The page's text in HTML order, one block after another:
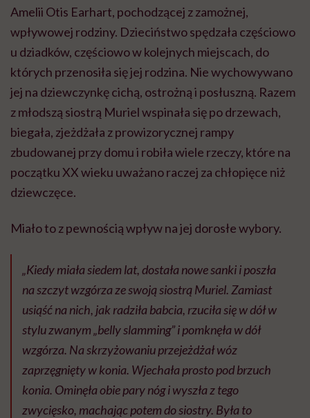
Amelii Otis Earhart, pochodzącej z zamożnej,
wpływowej rodziny. Dzieciństwo spędzała częściowo
u dziadków, częściowo w kolejnych miejscach, do
których przenosiła się jej rodzina. Nie wychowywano
jej na dziewczynkę cichą, ostrożną i posłuszną. Razem
z młodszą siostrą Muriel wspinała się po drzewach,
biegała, zjeżdżała z prowizorycznej rampy
zbudowanej przy domu i robiła wiele rzeczy, które na
początku XX wieku uważano raczej za chłopięce niż
dziewczęce.
Miało to z pewnością wpływ na jej dorosłe wybory.
„Kiedy miała siedem lat, dostała nowe sanki i poszła
na szczyt wzgórza ze swoją siostrą Muriel. Zamiast
usiąść na nich, jak radziła babcia, rzuciła się w dół w
stylu zwanym „belly slamming” i pomknęła w dół
wzgórza. Na skrzyżowaniu przejeżdżał wóz
zaprzęgnięty w konia. Wjechała prosto pod brzuch
konia. Ominęła obie pary nóg i wyszła z tego
zwycięsko, machając potem do siostry. Była to